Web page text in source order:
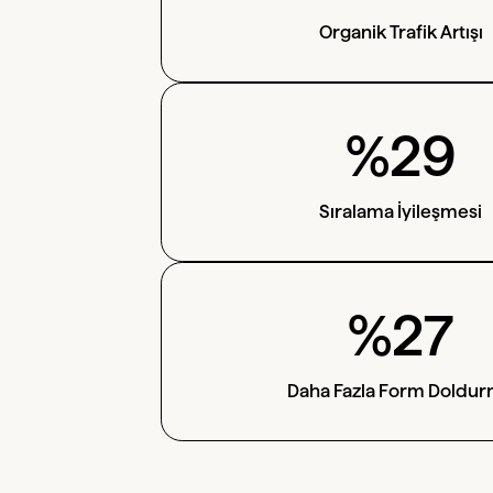
Organik Trafik Artışı
%29
Sıralama İyileşmesi
%27
Daha Fazla Form